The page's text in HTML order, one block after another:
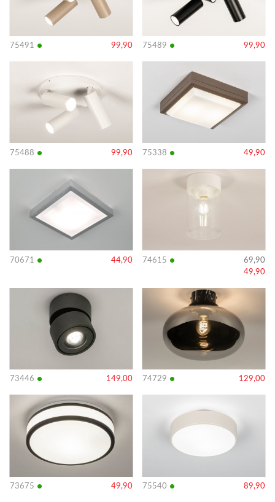
75491 • 99,90 75489 • 99,90
75488 • 99,90
Bekijk
75338 • 49,90
Bekijk
70671 • 44,90
Bekijk
74615 •
69,90
49,90
Bekijk
73446 • 149,00
Bekijk
74729 • 129,00
Bekijk
73675 • 49,90
details
75540 • 89,90